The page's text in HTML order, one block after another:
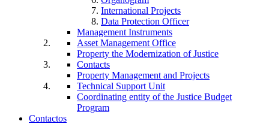
International Projects
Data Protection Officer
Management Instruments
Asset Management Office
Property the Modernization of Justice
Contacts
Property Management and Projects
Technical Support Unit
Coordinating entity of the Justice Budget
Program
Contactos